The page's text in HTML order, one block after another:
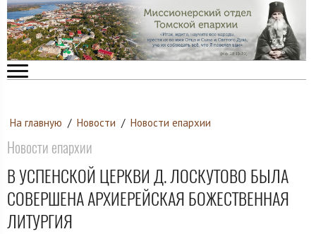
На главную / Новости / Новости епархии
Новости епархии
В УСПЕНСКОЙ ЦЕРКВИ Д. ЛОСКУТОВО БЫЛА
СОВЕРШЕНА АРХИЕРЕЙСКАЯ БОЖЕСТВЕННАЯ
ЛИТУРГИЯ